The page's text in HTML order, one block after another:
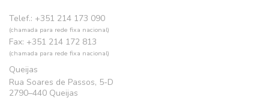
Telef.: +351 214 173 090
(chamada para rede fixa nacional)
Fax: +351 214 172 813
(chamada para rede fixa nacional)
Queijas
Rua Soares de Passos, 5-D
2790–440 Queijas